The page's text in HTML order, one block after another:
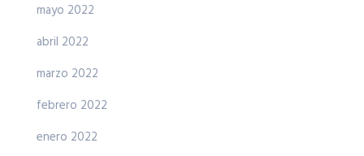
mayo 2022
abril 2022
marzo 2022
febrero 2022
enero 2022